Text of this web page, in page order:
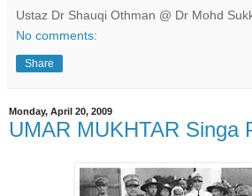
Ustaz Dr Shauqi Othman @ Dr Mohd
No comments:
Share
Monday, April 20, 2009
UMAR MUKHTAR Singa